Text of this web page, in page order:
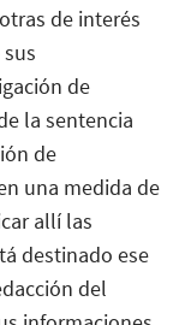
de interés
de
la sentencia
de
una medida de
allí las
destinado ese
del